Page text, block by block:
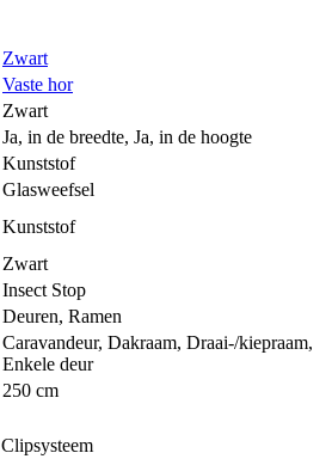
Zwart
Vaste hor
Zwart
Ja, in de breedte, Ja, in de hoogte
Kunststof
Glasweefsel
Kunststof
Zwart
Insect Stop
Deuren, Ramen
Caravandeur, Dakraam, Draai-/kiepraam,
Enkele deur
250 cm
Clipsysteem